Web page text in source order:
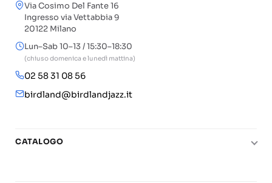
Via Cosimo Del Fante 16
Ingresso via Vettabbia 9
20122 Milano
Lun–Sab 10–13 / 15:30–18:30
(chiuso domenica e lunedì mattina)
02 58 31 08 56
birdland@birdlandjazz.it
CATALOGO